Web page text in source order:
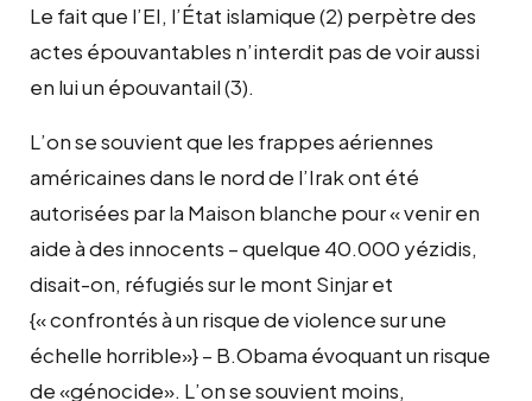
Le fait que l’EI, l’État islamique (2) perpètre des
actes épouvantables n’interdit pas de voir aussi
en lui un épouvantail (3).
L’on se souvient que les frappes aériennes
américaines dans le nord de l’Irak ont été
autorisées par la Maison blanche pour « venir en
aide à des innocents – quelque 40.000 yézidis,
disait-on, réfugiés sur le mont Sinjar et
{« confrontés à un risque de violence sur une
échelle horrible»} – B.Obama évoquant un risque
de «génocide». L’on se souvient moins,